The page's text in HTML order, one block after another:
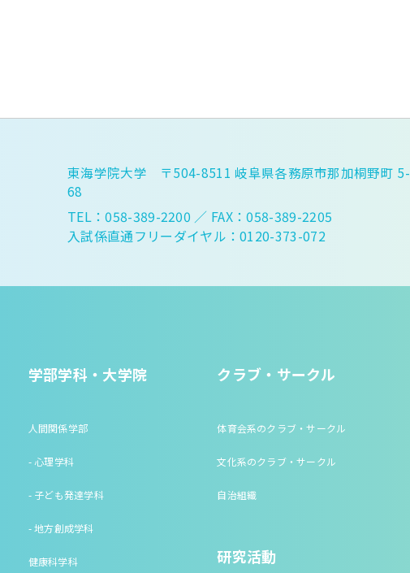
東海学院大学 〒504-8511 岐阜県各務原市那加桐野町 5-
68
TEL：058-389-2200 ／ FAX：058-389-2205
入試係直通フリーダイヤル：0120-373-072
学部学科・大学院
人間関係学部
- 心理学科
- 子ども発達学科
- 地方創成学科
健康科学科
クラブ・サークル
体育会系のクラブ・サークル
文化系のクラブ・サークル
自治組織
研究活動